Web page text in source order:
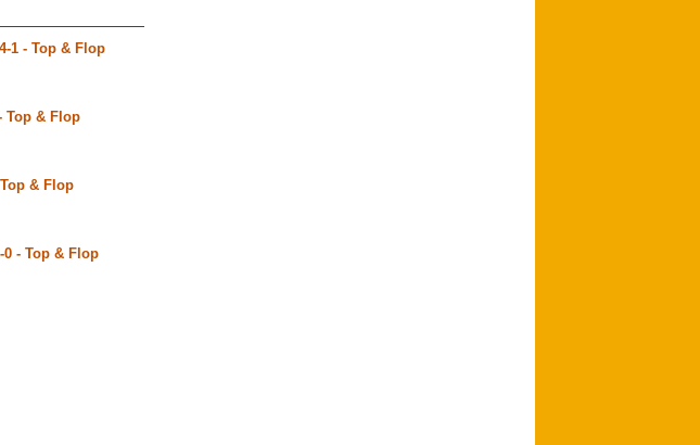
1 - Top & Flop
Top & Flop
& Flop
- Top & Flop